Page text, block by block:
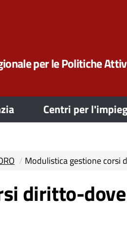
per le Politiche
Centri per
Modulistica gestione corsi
diritto-